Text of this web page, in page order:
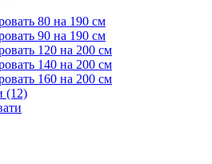
80 на 190 см
90 на 190 см
120 на 200 см
140 на 200 см
160 на 200 см
(12)